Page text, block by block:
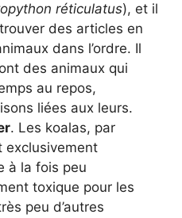
réticulatus), et il
des articles en
dans l’ordre. Il
des animaux qui
au repos,
liées aux leurs.
. Les koalas, par
exclusivement
à la fois peu
toxique pour les
peu d’autres